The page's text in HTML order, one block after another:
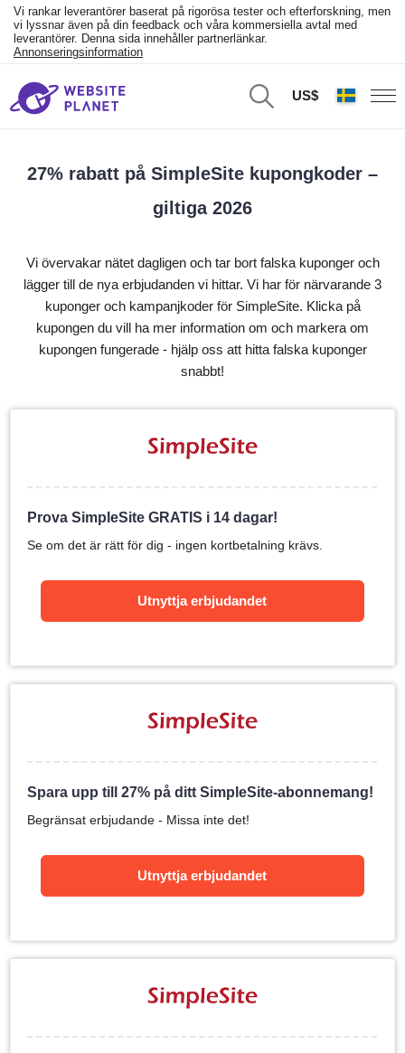
Vi rankar leverantörer baserat på rigorösa tester och efterforskning, men
vi lyssnar även på din feedback och våra kommersiella avtal med
leverantörer. Denna sida innehåller partnerlänkar.
Annonseringsinformation
US$
27% rabatt på SimpleSite kupongkoder –
giltiga 2026
Vi övervakar nätet dagligen och tar bort falska kuponger och
lägger till de nya erbjudanden vi hittar. Vi har för närvarande 3
kuponger och kampanjkoder för SimpleSite. Klicka på
kupongen du vill ha mer information om och markera om
kupongen fungerade - hjälp oss att hitta falska kuponger
snabbt!
Prova SimpleSite GRATIS i 14 dagar!
Se om det är rätt för dig - ingen kortbetalning krävs.
Utnyttja erbjudandet
Spara upp till 27% på ditt SimpleSite-abonnemang!
Begränsat erbjudande - Missa inte det!
Utnyttja erbjudandet